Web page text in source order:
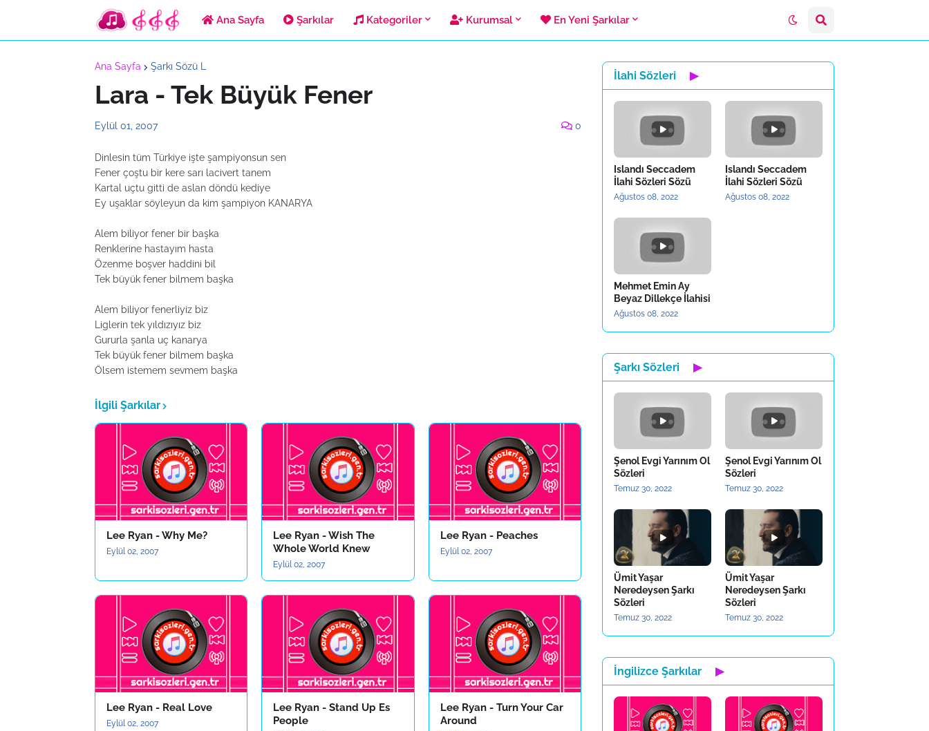
Ana Sayfa Şarkılar Kategoriler Kurumsal En Yeni Şarkılar
Ana Sayfa Şarkı Sözü L
Lara - Tek Büyük Fener
Eylül 01, 2007 0
Dinlesin tüm Türkiye işte şampiyonsun sen
Fener çoştu bir kere sarı lacivert tanem
Kartal uçtu gitti de aslan döndü kediye
Ey uşaklar söyleyun da kim şampiyon KANARYA
Alem biliyor fener bir başka
Renklerine hastayım hasta
Özenme boşver haddini bil
Tek büyük fener bilmem başka
Alem biliyor fenerliyiz biz
Liglerin tek yıldızıyız biz
Gururla şanla uç kanarya
Tek büyük fener bilmem başka
Ölsem istemem sevmem başka
İlgili Şarkılar
Lee Ryan - Why Me?
Eylül 02, 2007
Lee Ryan - Wish The
Whole World Knew
Eylül 02, 2007
Lee Ryan - Peaches
Eylül 02, 2007
Lee Ryan - Real Love
Eylül 02, 2007
Lee Ryan - Stand Up Es
People
Lee Ryan - Turn Your Car
Around
İlahi Sözleri ▶
Islandı Seccadem
İlahi Sözleri Sözü
Ağustos 08, 2022
Islandı Seccadem
İlahi Sözleri Sözü
Ağustos 08, 2022
Mehmet Emin Ay
Beyaz Dillekçe İlahisi
Ağustos 08, 2022
Şarkı Sözleri ▶
Şenol Evgi Yarınım Ol
Sözleri
Temuz 30, 2022
Şenol Evgi Yarınım Ol
Sözleri
Temuz 30, 2022
Ümit Yaşar
Neredeysen Şarkı
Sözleri
Temuz 30, 2022
Ümit Yaşar
Neredeysen Şarkı
Sözleri
Temuz 30, 2022
İngilizce Şarkılar ▶